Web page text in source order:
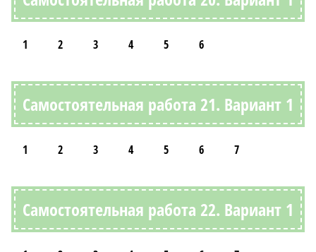
1 2 3 4 5 6
Самостоятельная работа 21. Вариант 1
1 2 3 4 5 6 7
Самостоятельная работа 22. Вариант 1